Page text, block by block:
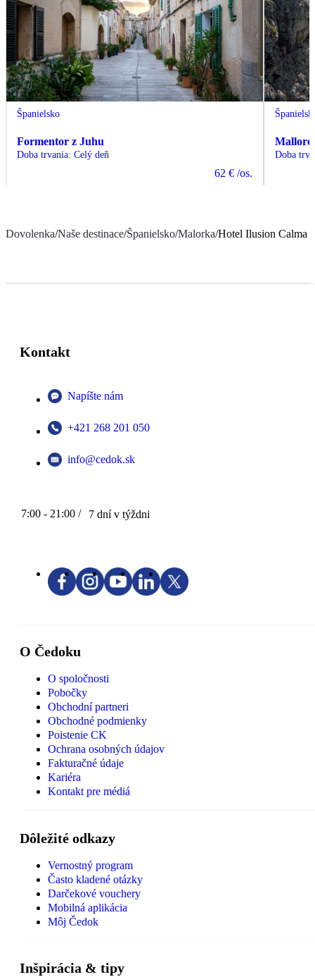
Španielsko
Formentor z Juhu
Doba trvania: Celý deň
62 € /os.
Doba
Dovolenka/Naše destinace/Španielsko/Malorka/Hotel Ilusion Calma
Kontakt
Napíšte nám
+421 268 201 050
info@cedok.sk
7:00 - 21:00 / 7 dní v týždni
O Čedoku
O spoločnosti
Pobočky
Obchodní partneri
Obchodné podmienky
Poistenie CK
Ochrana osobných údajov
Fakturačné údaje
Kariéra
Kontakt pre médiá
Dôležité odkazy
Vernostný program
Často kladené otázky
Darčekové vouchery
Mobilná aplikácia
Môj Čedok
Inšpirácia & tipy